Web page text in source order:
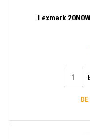
Lexmark